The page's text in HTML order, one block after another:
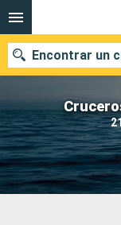
Encontrar un
Nuestros
Fecha de salida